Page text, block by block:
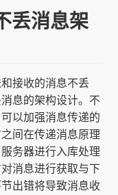
丢消息架
接收的消息不丢
息的架构设计。不
以加强消息传递的
间在传递消息原理
务器进行入库处理
消息进行获取与下
出错将导致消息收